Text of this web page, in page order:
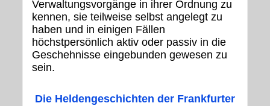
Verwaltungsvorgänge in ihrer Ordnung zu
kennen, sie teilweise selbst angelegt zu
haben und in einigen Fällen
höchstpersönlich aktiv oder passiv in die
Geschehnisse eingebunden gewesen zu
sein.
Die Heldengeschichten der Frankfurter